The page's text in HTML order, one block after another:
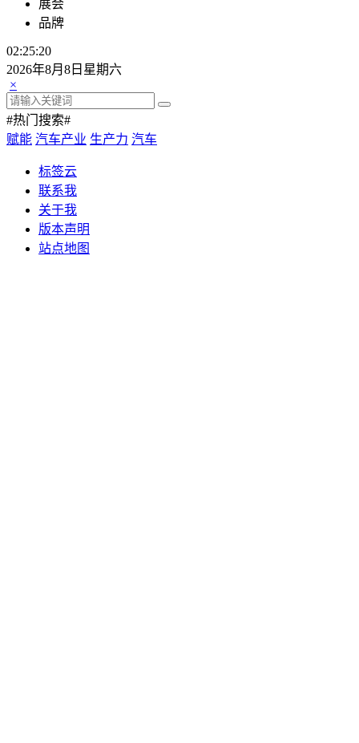
展会
品牌
02:25:22
2026年8月8日星期六
×
#热门搜索#
赋能 汽车产业 生产力 汽车
标签云
联系我
关于我
版本声明
站点地图